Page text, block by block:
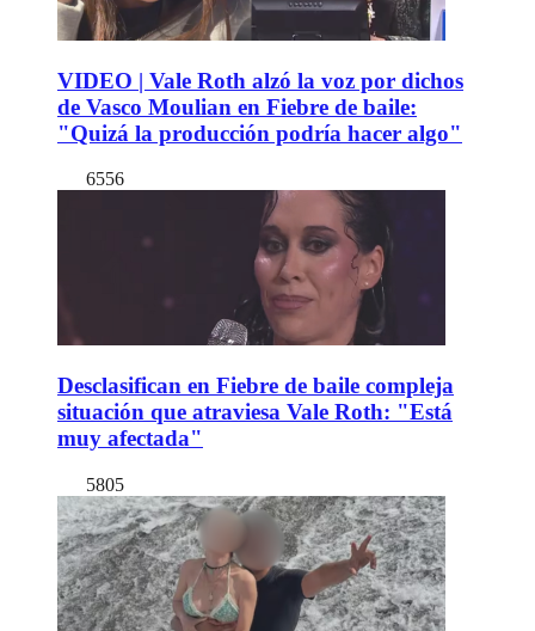
VIDEO | Vale Roth alzó la voz por dichos
de Vasco Moulian en Fiebre de baile:
"Quizá la producción podría hacer algo"
6556
Desclasifican en Fiebre de baile compleja
situación que atraviesa Vale Roth: "Está
muy afectada"
5805